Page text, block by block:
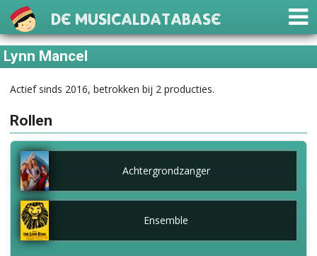
De Musicaldatabase
Lynn Mancel
Actief sinds 2016, betrokken bij 2 producties.
Rollen
Achtergrondzanger
Ensemble